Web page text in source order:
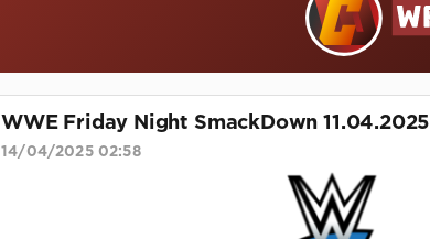
WWE Friday Night SmackDown 11.04.2025
14/04/2025 02:58